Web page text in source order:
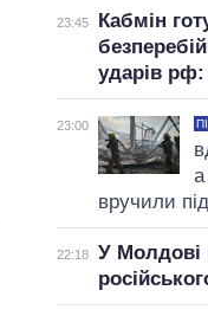
23:45
Кабмін
ударів
23:00
а
вручили
22:18
У Молдові